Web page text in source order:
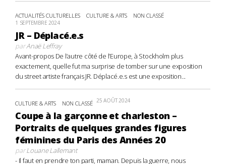
ACTUALITÉS CULTURELLES CULTURE & ARTS NON CLASSÉ
1 SEPTEMBRE 2024
JR – Déplacé.e.s
parAnaë Leffray
Avant-propos De l’autre côté de l’Europe, à Stockholm plus
exactement, quelle fut ma surprise de tomber sur une exposition
du street artiste français JR. Déplacé.e.s est une exposition...
CULTURE & ARTS NON CLASSÉ 25 AOÛT 2024
Coupe à la garçonne et charleston –
Portraits de quelques grandes figures
féminines du Paris des Années 20
parLouane Lallemant
- Il faut en prendre ton parti, maman. Depuis la guerre, nous